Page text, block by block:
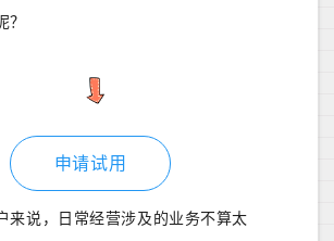
？
申请试用
来说，日常经营涉及的业务不算太